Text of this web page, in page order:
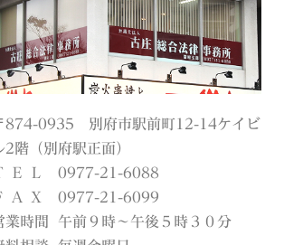
874-0935 別府市駅前町12-14ケイビ
2階（別府駅正面）
Ｅ Ｌ
0977-21-6088
Ａ Ｘ
0977-21-6099
業時間 午前９時～午後５時３０分